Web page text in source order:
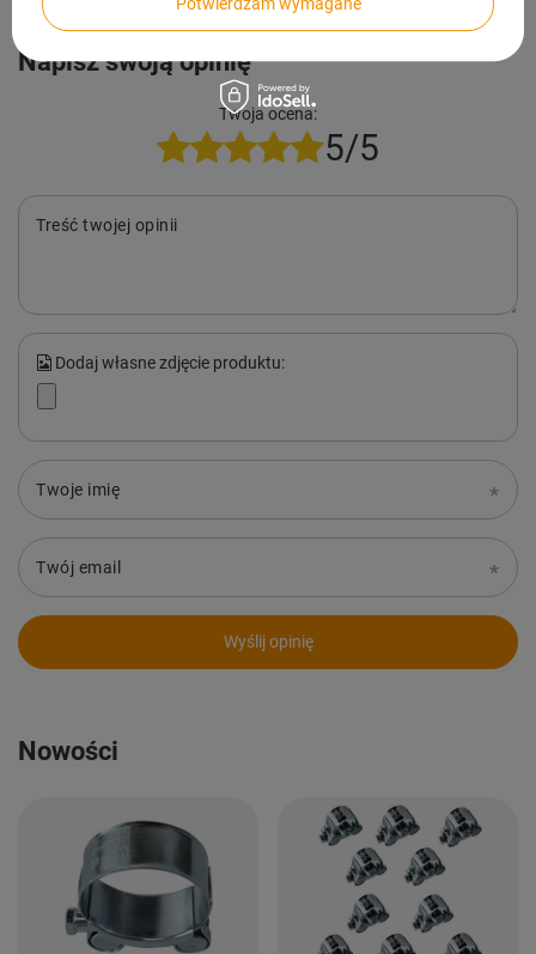
Napisz swoją opinię
Twoja ocena:
5/5
Treść twojej opinii
Dodaj własne zdjęcie produktu:
Twoje imię
Twój email
Wyślij opinię
Nowości